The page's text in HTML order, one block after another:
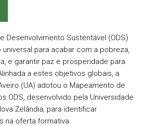
Desenvolvimento Sustentável (ODS)
para acabar com a pobreza,
e garantir paz e prosperidade para
a estes objetivos globais, a
(UA) adotou o Mapeamento de
ODS, desenvolvido pela Universidade
Zelândia, para identificar
na oferta formativa.